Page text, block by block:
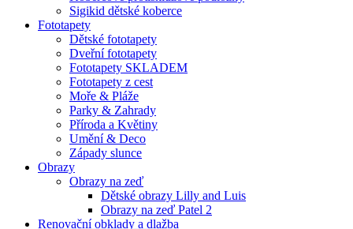
Sigikid dětské koberce
Fototapety
Dětské fototapety
Dveřní fototapety
Fototapety SKLADEM
Fototapety z cest
Moře & Pláže
Parky & Zahrady
Příroda a Květiny
Umění & Deco
Západy slunce
Obrazy
Obrazy na zeď
Dětské obrazy Lilly and Luis
Obrazy na zeď Patel 2
Renovační obklady a dlažba